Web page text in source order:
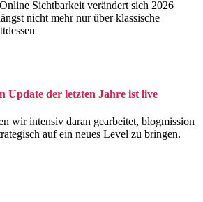
Sichtbarkeit verändert sich 2026
nicht mehr nur über klassische
Update der letzten Jahre ist live
wir intensiv daran gearbeitet, blogmission
auf ein neues Level zu bringen.